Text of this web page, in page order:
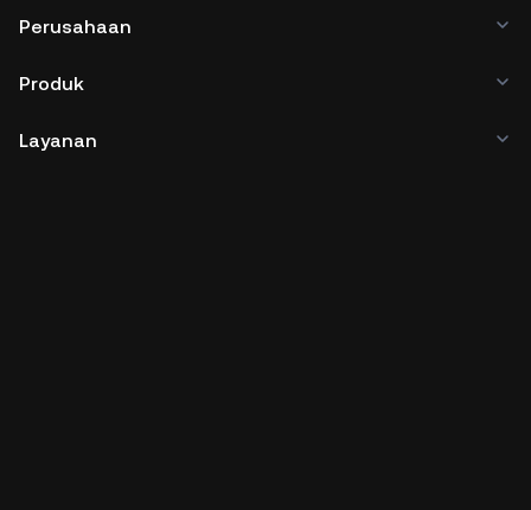
Perusahaan
Produk
Layanan